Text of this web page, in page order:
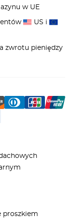
w UE
US i
zwrotu pieniędzy
proszkiem